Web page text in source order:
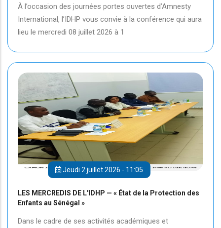
À l’occasion des journées portes ouvertes d’Amnesty
International, l’IDHP vous convie à la conférence qui aura
lieu le mercredi 08 juillet 2026 à 1
Jeudi 2 juillet 2026 - 11:05
LES MERCREDIS DE L'IDHP — « État de la Protection des
Enfants au Sénégal »
Dans le cadre de ses activités académiques et